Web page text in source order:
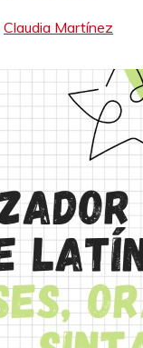
Claudia Martínez